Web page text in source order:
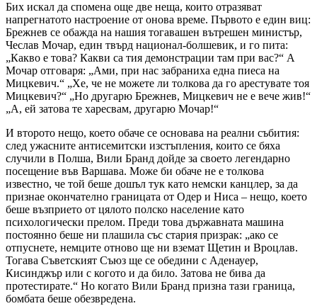
Бих искал да спомена още две неща, които отразяват
напрегнатото настроение от онова време. Първото е един виц:
Брежнев се обажда на нашия тогавашен вътрешен министър,
Чеслав Мочар, един твърд национал-болшевик, и го пита:
„Какво е това? Какви са тия демонстрации там при вас?“ А
Мочар отговаря: „Ами, при нас забраниха една пиеса на
Мицкевич.“ „Хе, че не можете ли толкова да го арестувате тоя
Мицкевич?“ „Но другарю Брежнев, Мицкевич не е вече жив!“
„А, ей затова те харесвам, другарю Мочар!“
И второто нещо, което обаче се основава на реални събития:
след ужасните антисемитски изстъпления, които се бяха
случили в Полша, Вили Бранд дойде за своето легендарно
посещение във Варшава. Може би обаче не е толкова
известно, че той беше дошъл тук като немски канцлер, за да
признае окончателно границата от Одер и Ниса – нещо, което
беше възприето от цялото полско население като
психологически прелом. Преди това държавната машина
постоянно беше ни плашила със стария призрак: „ако се
отпуснете, немците отново ще ни вземат Щетин и Вроцлав.
Тогава Съветският Съюз ще се обедини с Аденауер,
Кисинджър или с когото и да било. Затова не бива да
протестирате.“ Но когато Вили Бранд призна тази граница,
бомбата беше обезвредена.